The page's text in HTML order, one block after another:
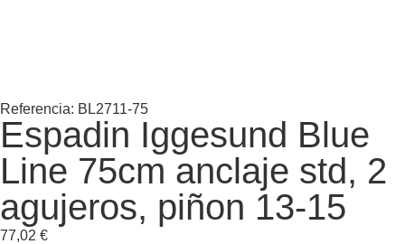
Referencia: BL2711-75
Espadin Iggesund Blue
Line 75cm anclaje std, 2
agujeros, piñon 13-15
77,02 €